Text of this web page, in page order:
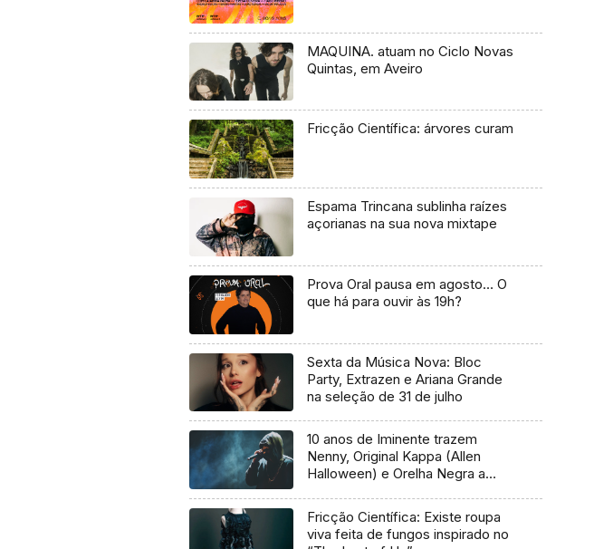
MAQUINA. atuam no Ciclo Novas
Quintas, em Aveiro
Fricção Científica: árvores curam
Espama Trincana sublinha raízes
açorianas na sua nova mixtape
Prova Oral pausa em agosto… O
que há para ouvir às 19h?
Sexta da Música Nova: Bloc
Party, Extrazen e Ariana Grande
na seleção de 31 de julho
10 anos de Iminente trazem
Nenny, Original Kappa (Allen
Halloween) e Orelha Negra a
Fricção Científica: Existe roupa
viva feita de fungos inspirado no